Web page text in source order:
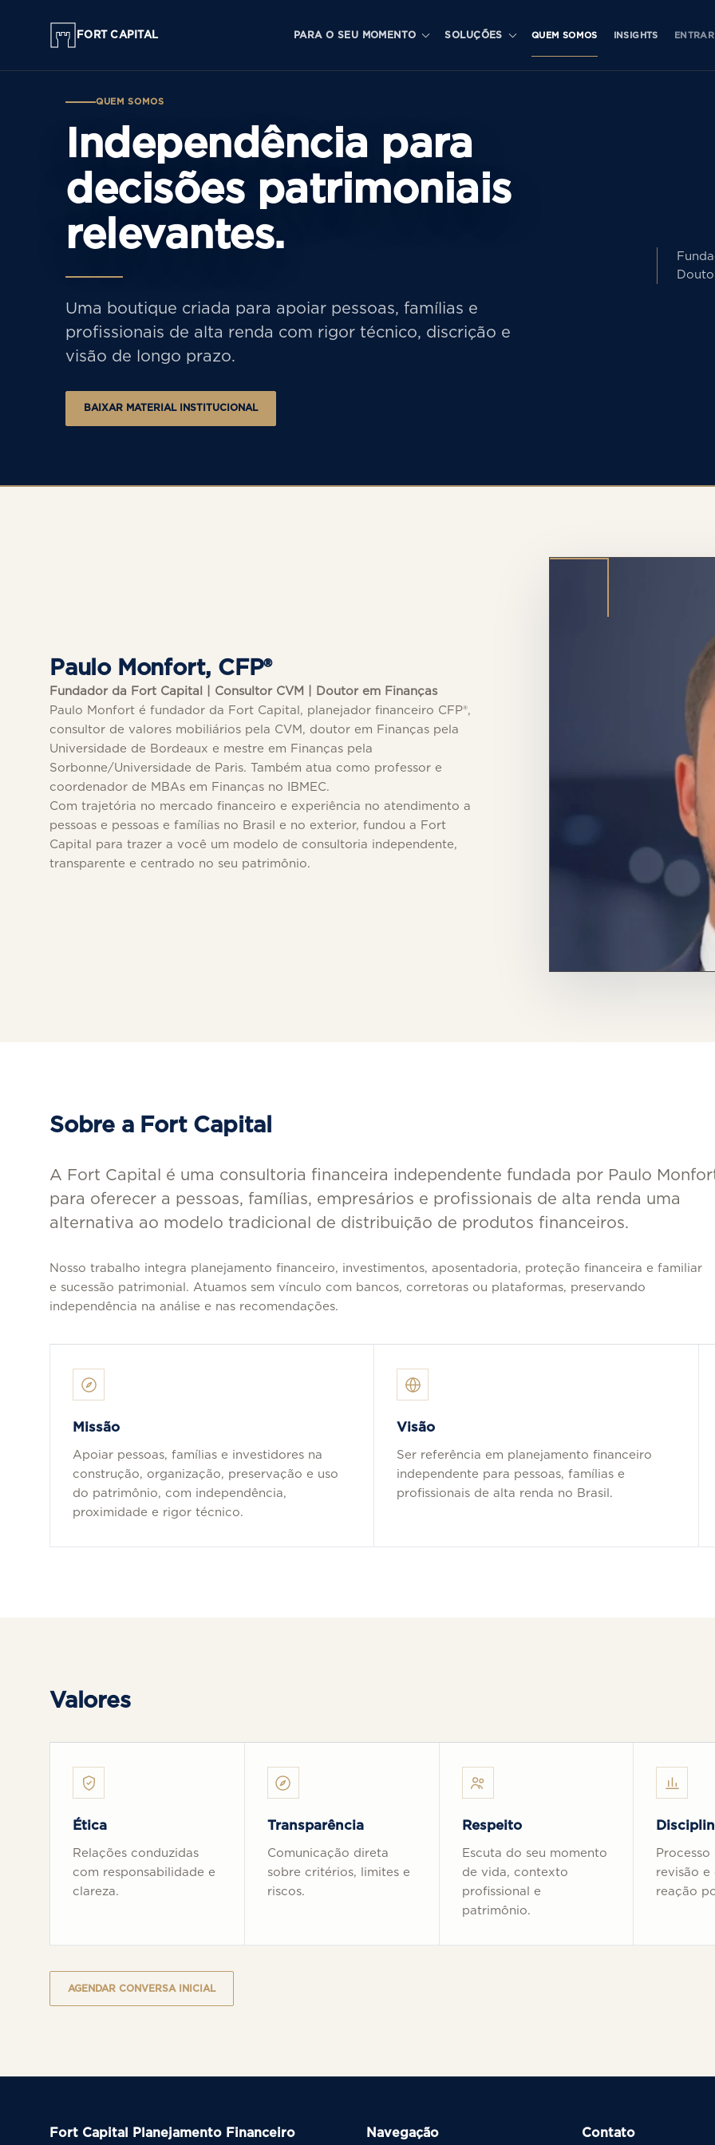
FORT CAPITAL PARA O SEU MOMENTO SOLUÇÕES QUEM SOMOS INSIGHTS ENTRAR
QUEM SOMOS
Independência para
decisões patrimoniais
relevantes.
Uma boutique criada para apoiar pessoas, famílias e
profissionais de alta renda com rigor técnico, discrição e
visão de longo prazo.
BAIXAR MATERIAL INSTITUCIONAL
Paulo Monfort, CFP®
Fundador da Fort Capital | Consultor CVM | Doutor em Finanças
Paulo Monfort é fundador da Fort Capital, planejador financeiro CFP®,
consultor de valores mobiliários pela CVM, doutor em Finanças pela
Universidade de Bordeaux e mestre em Finanças pela
Sorbonne/Universidade de Paris. Também atua como professor e
coordenador de MBAs em Finanças no IBMEC.
Com trajetória no mercado financeiro e experiência no atendimento a
pessoas e pessoas e famílias no Brasil e no exterior, fundou a Fort
Capital para trazer a você um modelo de consultoria independente,
transparente e centrado no seu patrimônio.
Sobre a Fort Capital
A Fort Capital é uma consultoria financeira independente fundada por Paulo
para oferecer a pessoas, famílias, empresários e profissionais de alta renda uma
alternativa ao modelo tradicional de distribuição de produtos financeiros.
Nosso trabalho integra planejamento financeiro, investimentos, aposentadoria, proteção financeira e familiar
e sucessão patrimonial. Atuamos sem vínculo com bancos, corretoras ou plataformas, preservando
independência na análise e nas recomendações.
Missão
Apoiar pessoas, famílias e investidores na
construção, organização, preservação e uso
do patrimônio, com independência,
proximidade e rigor técnico.
Visão
Ser referência em planejamento financeiro
independente para pessoas, famílias e
profissionais de alta renda no Brasil.
Valores
Ética
Relações conduzidas
com responsabilidade e
clareza.
Transparência
Comunicação direta
sobre critérios, limites e
riscos.
Respeito
Escuta do seu momento
de vida, contexto
profissional e
patrimônio.
revisão e
reação
AGENDAR CONVERSA INICIAL
Fort Capital Planejamento Financeiro Navegação Contato